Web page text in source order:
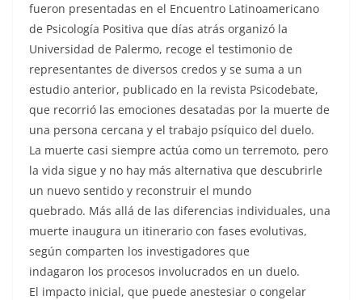
fueron presentadas en el Encuentro Latinoamericano
de Psicología Positiva que días atrás organizó la
Universidad de Palermo, recoge el testimonio de
representantes de diversos credos y se suma a un
estudio anterior, publicado en la revista Psicodebate,
que recorrió las emociones desatadas por la muerte de
una persona cercana y el trabajo psíquico del duelo.
La muerte casi siempre actúa como un terremoto, pero
la vida sigue y no hay más alternativa que descubrirle
un nuevo sentido y reconstruir el mundo
quebrado. Más allá de las diferencias individuales, una
muerte inaugura un itinerario con fases evolutivas,
según comparten los investigadores que
indagaron los procesos involucrados en un duelo.
El impacto inicial, que puede anestesiar o congelar